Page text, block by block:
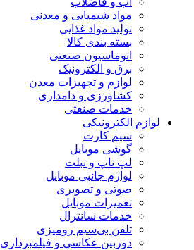
مواد شیمیایی و معدنی
تولید مواد غذایی
بسته بندی کالا
اتوماسیون صنعتی
برق و الکترونیک
لوازم و تجهیزات معدن
کشاورزی و دامداری
خدمات صنعتی
لوازم الکترونیکی
سیم کارت
گوشی موبایل
لپ تاپ و تبلت
لوازم جانبی موبایل
صوتی و تصویری
تعمیرات موبایل
خدمات سانترال
تلفن بی‌سیم رومیزی
دوربین عکاسی و فیلمبرداری